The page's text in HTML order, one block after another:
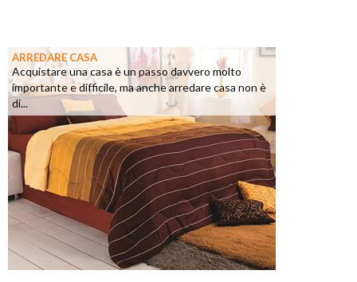
ARREDARE CASA
Acquistare una casa è un passo davvero molto
importante e difficile, ma anche arredare casa non è
di...